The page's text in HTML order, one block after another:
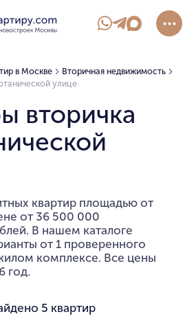
в Москве
Вторичная недвижимость
улице
вторичка
квартир площадью от
от 36 500 000
В нашем каталоге
от 1 проверенного
комплексе. Все цены
год.
5 квартир